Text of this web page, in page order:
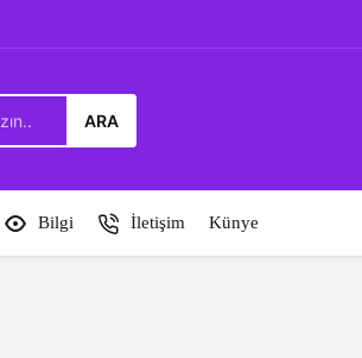
ARA
Bilgi İletişim Künye